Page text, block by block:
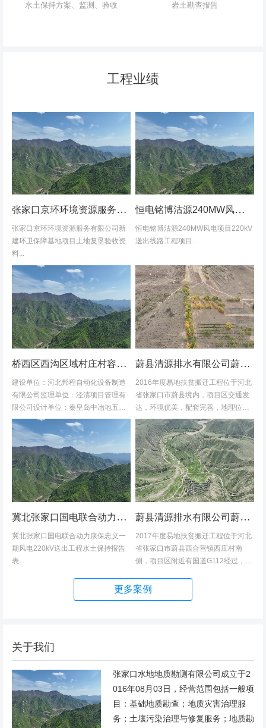
水土保持方案、监测、验收 岩土勘查报告
工程业绩
张家口京环环境资源服务有限公司新建环卫保障基地项目土地复垦验收资料
张家口京环环境资源服务有限公司新
建环卫保障基地项目土地复垦验收资
料...
恒电铭博沽源240MW风电项目220kV送出线路工程项目土地复垦验收资料
恒电铭博沽源240MW风电项目220kV
送出线路工程项目...
桥西区西沟区域村庄村容村貌改造提升及基础设施建设项目堆料场土地复垦验收资料
建设单位：河北邦程自动化设备制造
有限公司监理单位：泾清项目管理有
限公司设计单位：秦皇岛中冶地五一
五勘测有限公司施工单位：河北康安
劳务派遣有限公司桥西区西沟区域村
庄村容村貌改造提升及基础设施建设
项目堆料...
蔚县清源排水有限公司蔚县2016年度易地扶贫搬迁工程水土保持方案
2016年度易地扶贫搬迁工程位于河北
省张家口市蔚县境内，项目区交通发
达，环境优美，配套完善，地理位置
优越。项目地理位置图见附图1-1。项
目共建12个易地搬迁安置区，分别位
于白草村乡西户庄村、柏树乡柏树...
冀北张家口国电联合动力康保忠义一期风电220kV送出工程水土保持报告表
冀北张家口国电联合动力康保忠义一
期风电220kV送出工程水土保持报告
表...
蔚县清源排水有限公司蔚县2017年度易地扶贫搬迁工程（一期）水土保持方案
2017年度易地扶贫搬迁工程位于河北
省张家口市蔚县西合营镇西庄村南
侧，项目区附近有国道G112经过，交
位置优越。项目地理位置图见附图1。
项目总占地面积14.82hm2,...
更多案例
关于我们
张家口水地地质勘测有限公司成立于2
016年08月03日，经营范围包括一般项
目：基础地质勘查；地质灾害治理服
务；土壤污染治理与修复服务；地质勘